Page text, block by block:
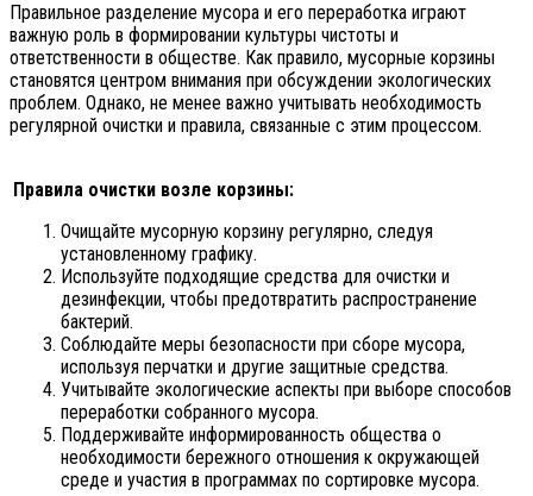
Правильное разделение мусора и его переработка играют
важную роль в формировании культуры чистоты и
ответственности в обществе. Как правило, мусорные корзины
становятся центром внимания при обсуждении экологических
проблем. Однако, не менее важно учитывать необходимость
регулярной очистки и правила, связанные с этим процессом.
Правила очистки возле корзины:
Очищайте мусорную корзину регулярно, следуя
установленному графику.
Используйте подходящие средства для очистки и
дезинфекции, чтобы предотвратить распространение
бактерий.
Соблюдайте меры безопасности при сборе мусора,
используя перчатки и другие защитные средства.
Учитывайте экологические аспекты при выборе способов
переработки собранного мусора.
Поддерживайте информированность общества о
необходимости бережного отношения к окружающей
среде и участия в программах по сортировке мусора.